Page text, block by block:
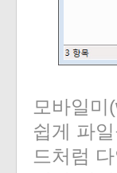
모바일
쉽게 파
드처럼